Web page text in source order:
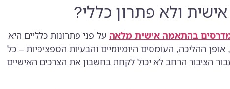
ולא פתרון כללי?
בהתאמה אישית מלאה על פני פתרונות כלליים היא
ההליכה, העומסים היומיומיים והבעיות הספציפיות – כל
הציבור הרחב לא יכול לקחת בחשבון את הצרכים האישיים